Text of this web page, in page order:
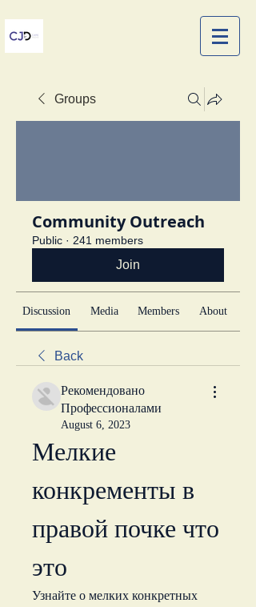
Groups
Community Outreach
Public · 241 members
Join
Discussion Media Members About
Back
Рекомендовано
Профессионалами
August 6, 2023
Мелкие
конкременты в
правой почке что
это
Узнайте о мелких конкретных